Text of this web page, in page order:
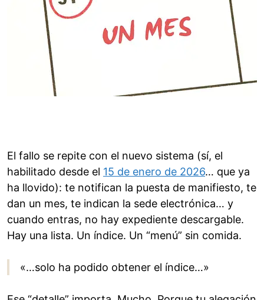
El fallo se repite con el nuevo sistema (sí, el
habilitado desde el 15 de enero de 2026… que ya
ha llovido): te notifican la puesta de manifiesto, te
dan un mes, te indican la sede electrónica… y
cuando entras, no hay expediente descargable.
Hay una lista. Un índice. Un “menú” sin comida.
«…solo ha podido obtener el índice…»